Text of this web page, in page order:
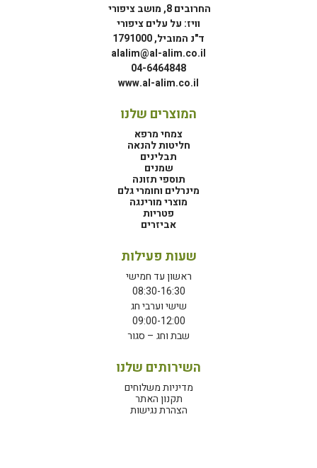
החרובים 8, מושב ציפורי
וויז: על עלים ציפורי
ד"נ המוביל, 1791000
alalim@al-alim.co.il
04-6464848
www.al-alim.co.il
המוצרים שלנו
צמחי מרפא
חליטות להנאה
תבלינים
שמנים
תוספי תזונה
מינרלים וחומרי גלם
מוצרי מורינגה
פטריות
אביזרים
שעות פעילות
ראשון עד חמישי
08:30-16:30
שישי וערבי חג
09:00-12:00
שבת וחג – סגור
השירותים שלנו
מדיניות משלוחים
תקנון האתר
הצהרת נגישות